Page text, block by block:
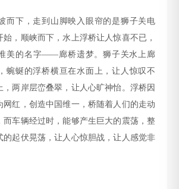
而下，走到山脚映入眼帘的是狮子关电
，顺峡而下，水上浮桥让人惊喜不已，
美的名字——廊桥遗梦。狮子关水上廊
蜿蜒的浮桥横亘在水面上，让人惊叹不
，两岸层峦叠翠，让人心旷神怡。浮桥因
网红，创造中国维一，桥随着人们的走动
而车辆经过时，能够产生巨大的震荡，整
的起伏晃荡，让人心惊胆战，让人感觉非